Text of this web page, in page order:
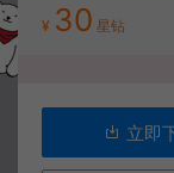
¥ 30 星钻
立即